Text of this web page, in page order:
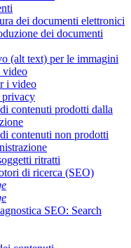
dei documenti elettronici
dei documenti
(alt text) per le immagini
video
i video
privacy
contenuti prodotti dalla
contenuti non prodotti
ritratti
di ricerca (SEO)
SEO: Search